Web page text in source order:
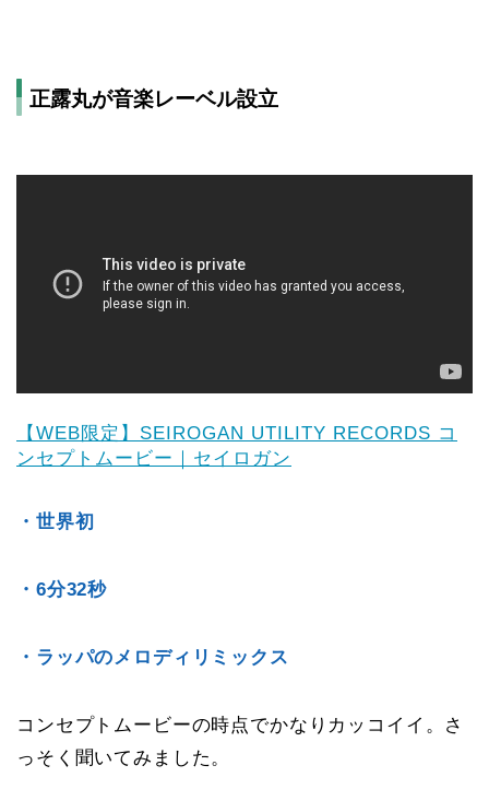
正露丸が音楽レーベル設立
【WEB限定】SEIROGAN UTILITY RECORDS コ
ンセプトムービー｜セイロガン
・世界初
・6分32秒
・ラッパのメロディリミックス
コンセプトムービーの時点でかなりカッコイイ。さ
っそく聞いてみました。